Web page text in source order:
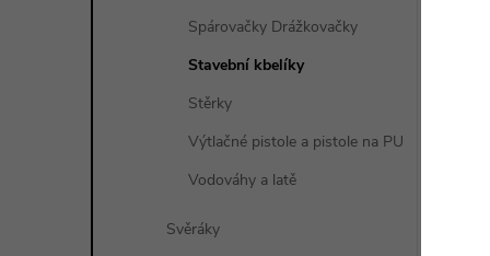
Spárovačky Drážkovačky
Stavební kbelíky
Stěrky
Výtlačné pistole a pistole na PU
Vodováhy a latě
Svěráky